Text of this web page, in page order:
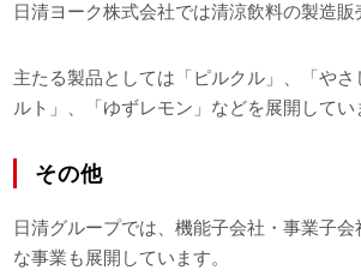
日清ヨーク株式会社では清涼飲料の製造販
主たる製品としては「ピルクル」、「や
ルト」、「ゆずレモン」などを展開してい
その他
日清グループでは、機能子会社・事業子会
な事業も展開しています。